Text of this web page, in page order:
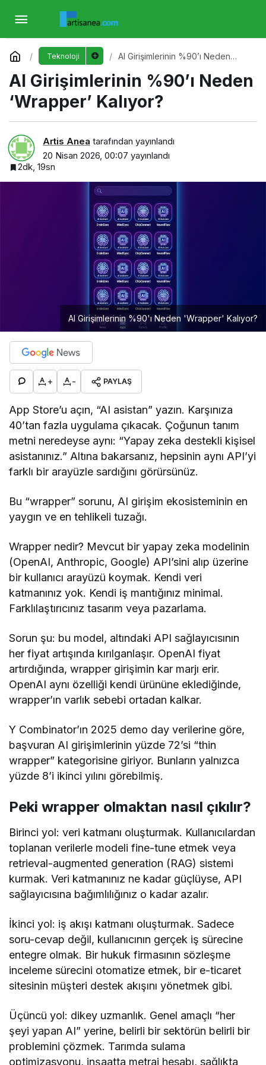
Teknoloji
AI Girişimlerinin %90’ı Neden
AI Girişimlerinin %90’ı Neden
‘Wrapper’ Kalıyor?
Artis Anea tarafından yayınlandı
20 Nisan 2026, 00:07 yayınlandı
2dk, 19sn
AI Girişimlerinin %90'ı Neden 'Wrapper' Kalıyor?
+ - PAYLAŞ
App Store’u açın, “AI asistan” yazın. Karşınıza
40’tan fazla uygulama çıkacak. Çoğunun tanım
metni neredeyse aynı: “Yapay zeka destekli kişisel
asistanınız.” Altına bakarsanız, hepsinin aynı API’yi
farklı bir arayüzle sardığını görürsünüz.
Bu “wrapper” sorunu, AI girişim ekosisteminin en
yaygın ve en tehlikeli tuzağı.
Wrapper nedir? Mevcut bir yapay zeka modelinin
(OpenAI, Anthropic, Google) API’sini alıp üzerine
bir kullanıcı arayüzü koymak. Kendi veri
katmanınız yok. Kendi iş mantığınız minimal.
Farklılaştırıcınız tasarım veya pazarlama.
Sorun şu: bu model, altındaki API sağlayıcısının
her fiyat artışında kırılganlaşır. OpenAI fiyat
artırdığında, wrapper girişimin kar marjı erir.
OpenAI aynı özelliği kendi ürününe eklediğinde,
wrapper’ın varlık sebebi ortadan kalkar.
Y Combinator’ın 2025 demo day verilerine göre,
başvuran AI girişimlerinin yüzde 72’si “thin
wrapper” kategorisine giriyor. Bunların yalnızca
yüzde 8’i ikinci yılını görebilmiş.
Peki wrapper olmaktan nasıl çıkılır?
Birinci yol: veri katmanı oluşturmak. Kullanıcılardan
toplanan verilerle modeli fine-tune etmek veya
retrieval-augmented generation (RAG) sistemi
kurmak. Veri katmanınız ne kadar güçlüyse, API
sağlayıcısına bağımlılığınız o kadar azalır.
İkinci yol: iş akışı katmanı oluşturmak. Sadece
soru-cevap değil, kullanıcının gerçek iş sürecine
entegre olmak. Bir hukuk firmasının sözleşme
inceleme sürecini otomatize etmek, bir e-ticaret
sitesinin müşteri destek akışını yönetmek gibi.
Üçüncü yol: dikey uzmanlık. Genel amaçlı “her
şeyi yapan AI” yerine, belirli bir sektörün belirli bir
problemini çözmek. Tarımda sulama
optimizasyonu, inşaatta metraj hesabı, sağlıkta
AI Girişimlerinin %90’ı Neden ‘Wrapper’
Kalıyor?
Yorum Yap